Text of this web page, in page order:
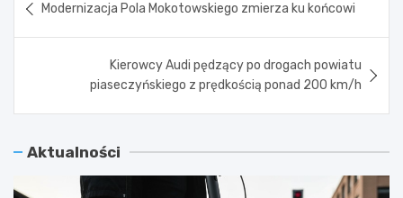
wpisu
Modernizacja Pola Mokotowskiego zmierza ku końcowi
Kierowcy Audi pędzący po drogach powiatu
piaseczyńskiego z prędkością ponad 200 km/h
Aktualności